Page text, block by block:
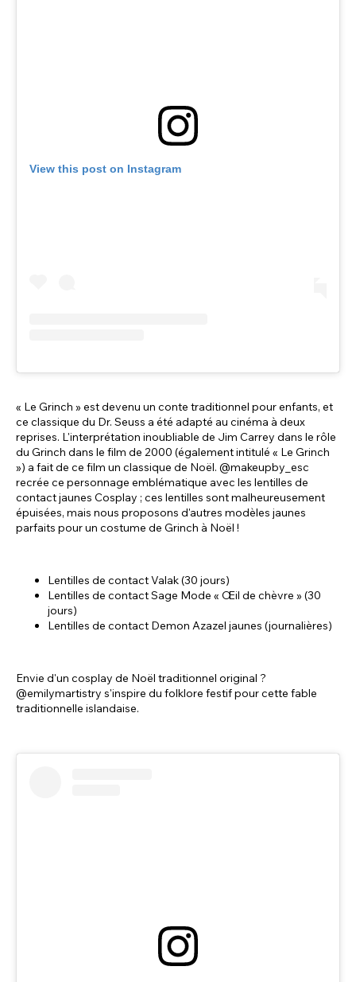
View this post on Instagram
« Le Grinch » est devenu un conte traditionnel pour enfants, et
ce classique du Dr. Seuss a été adapté au cinéma à deux
reprises. L'interprétation inoubliable de Jim Carrey dans le rôle
du Grinch dans le film de 2000 (également intitulé « Le Grinch
») a fait de ce film un classique de Noël. @makeupby_esc
recrée ce personnage emblématique avec les lentilles de
contact jaunes Cosplay ; ces lentilles sont malheureusement
épuisées, mais nous proposons d'autres modèles jaunes
parfaits pour un costume de Grinch à Noël !
Lentilles de contact Valak (30 jours)
Lentilles de contact Sage Mode « Œil de chèvre » (30
jours)
Lentilles de contact Demon Azazel jaunes (journalières)
Envie d'un cosplay de Noël traditionnel original ?
@emilymartistry s'inspire du folklore festif pour cette fable
traditionnelle islandaise.